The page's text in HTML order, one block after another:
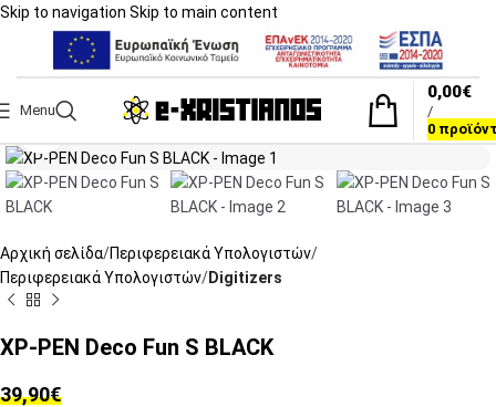
Skip to navigation Skip to main content
Menu
0
/
0,00€
Click to enlarge
Αρχική σελίδα Περιφερειακά Υπολογιστών
Περιφερειακά Υπολογιστών Digitizers
XP-PEN Deco Fun S BLACK
39,90€